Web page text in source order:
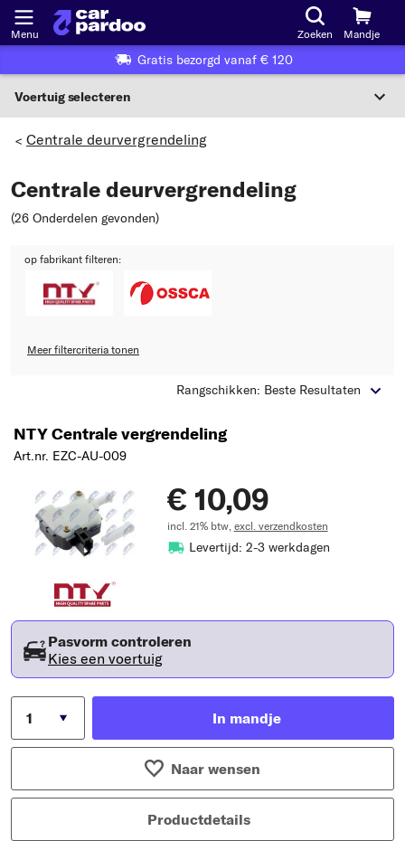
Menu Zoeken Mandje
Gratis bezorgd vanaf € 120
Voertuig selecteren
Voertuig selecteren
Selecteer fabrikant
Selecteer model
> Centrale deurvergrendeling
Centrale deurvergrendeling
(26 Onderdelen gevonden)
op fabrikant filteren:
Meer filtercriteria tonen
Rangschikken: Beste Resultaten
NTY Centrale vergrendeling
Art.nr. EZC-AU-009
€ 10,09
incl. 21% btw, excl. verzendkosten
Levertijd: 2-3 werkdagen
Pasvorm controleren
Kies een voertuig
In mandje
Naar wensen
Productdetails